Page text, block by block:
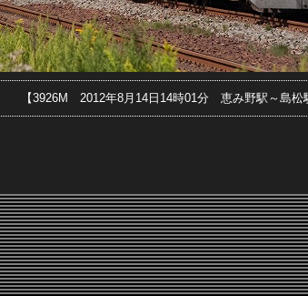
【3926M 2012年8月14日14時01分 恵み野駅～島松